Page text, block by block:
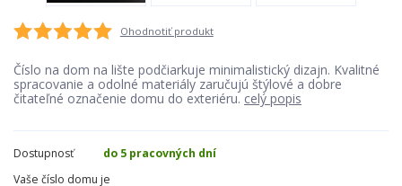
Ohodnotiť produkt
Číslo na dom na lište podčiarkuje minimalistický dizajn. Kvalitné
spracovanie a odolné materiály zaručujú štýlové a dobre
čitateľné označenie domu do exteriéru. celý popis
Dostupnosť
do 5 pracovných dní
Vaše číslo domu je